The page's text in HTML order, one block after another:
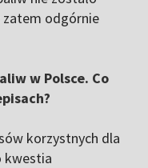
zatem odgórnie
w Polsce. Co
korzystnych dla
kwestia